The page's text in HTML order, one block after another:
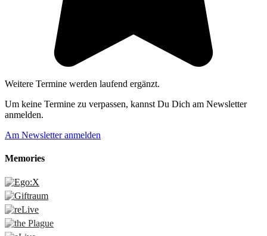
Weitere Termine werden laufend ergänzt.
Um keine Termine zu verpassen, kannst Du Dich am Newsletter
anmelden.
Am Newsletter anmelden
Memories